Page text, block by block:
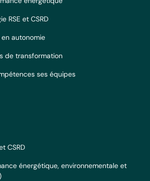
RSE et CSRD
autonomie
de transformation
ses équipes
CSRD
énergétique, environnementale et